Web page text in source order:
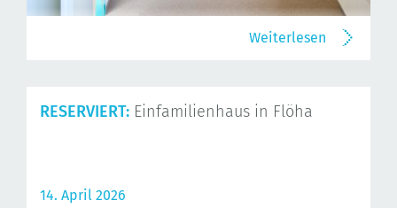
Weiterlesen
RESERVIERT: Einfamilienhaus in Flöha
14. April 2026